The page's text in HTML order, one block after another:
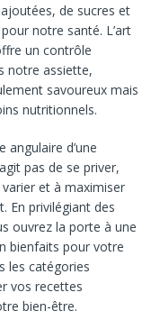
de sucres et
notre santé. L’art
un contrôle
notre assiette,
savoureux mais
nutritionnels.
angulaire d’une
pas de se priver,
et à maximiser
En privilégiant des
ouvrez la porte à une
bienfaits pour votre
les catégories
vos recettes
bien-être.